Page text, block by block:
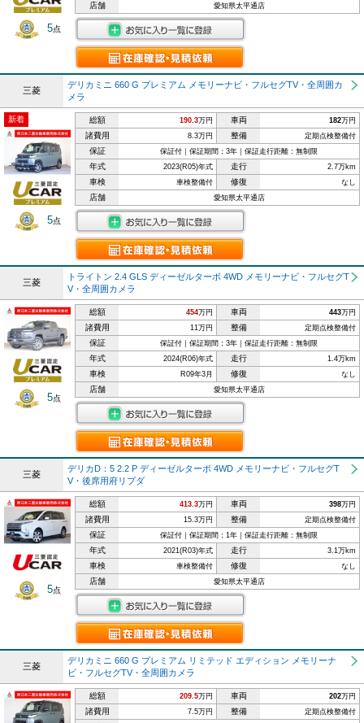
5点
店舗 愛知県太平通店
三菱
デリカミニ 660 G プレミアム メモリーナビ・フルセグTV・全周囲カ
メラ
新着
5点
総額 190.3万円 車両 182万円
諸費用 8.3万円 整備 定期点検整備付
保証 保証付｜保証期間：3年｜保証走行距離：無制限
年式 2023(R05)年式 走行 2.7万km
車検 車検整備付 修復 なし
店舗 愛知県太平通店
三菱
トライトン 2.4 GLS ディーゼルターボ 4WD メモリーナビ・フルセグT
V・全周囲カメラ
5点
総額 454万円 車両 443万円
諸費用 11万円 整備 定期点検整備付
保証 保証付｜保証期間：3年｜保証走行距離：無制限
年式 2024(R06)年式 走行 1.4万km
車検 R09年3月 修復 なし
店舗 愛知県太平通店
三菱
デリカD：5 2.2 P ディーゼルターボ 4WD メモリーナビ・フルセグT
V・後席用府リプダ
5点
総額 413.3万円 車両 398万円
諸費用 15.3万円 整備 定期点検整備付
保証 保証付｜保証期間：1年｜保証走行距離：無制限
年式 2021(R03)年式 走行 3.1万km
車検 車検整備付 修復 なし
店舗 愛知県太平通店
三菱
デリカミニ 660 G プレミアム リミテッド エディション メモリーナ
ビ・フルセグTV・全周囲カメラ
総額 209.5万円 車両 202万円
諸費用 7.5万円 整備 定期点検整備付